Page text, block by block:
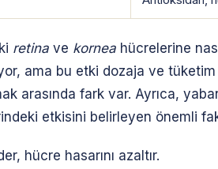
retinave korneahücrelerine
ama bu etki dozaja ve
arasında fark var. Ayrıca,
etkisini belirleyen önemli
hücre hasarını azaltır.